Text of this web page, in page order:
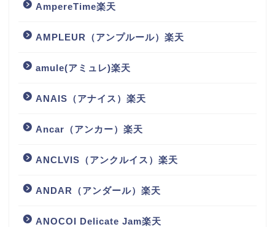
AmpereTime楽天
AMPLEUR（アンプルール）楽天
amule(アミュレ)楽天
ANAIS（アナイス）楽天
Ancar（アンカー）楽天
ANCLVIS（アンクルイス）楽天
ANDAR（アンダール）楽天
ANOCOI Delicate Jam楽天